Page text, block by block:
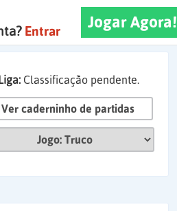
Jogar Agora!
Entrar
Classificação pendente.
Ver caderninho de partidas